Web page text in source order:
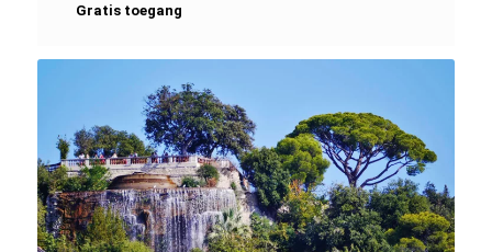
Gratis toegang